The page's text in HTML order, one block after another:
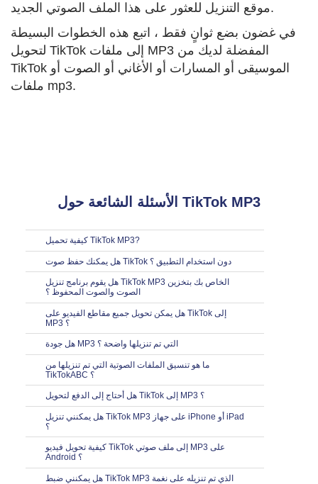
موقع التنزيل للعثور على هذا الملف الصوتي الجديد.
في غضون بضع ثوانٍ فقط ، اتبع هذه الخطوات البسيطة
لتحويل TikTok إلى ملفات MP3 المفضلة لديك من
TikTok الموسيقى أو المسارات أو الأغاني أو الصوت أو
ملفات mp3.
الأسئلة الشائعة حول TikTok MP3
كيفية تحميل TikTok MP3?
هل يمكنك حفظ صوت TikTok دون استخدام التطبيق ؟
هل يقوم برنامج تنزيل TikTok MP3 الخاص بك بتخزين
الصوت والصوت المحفوظ ؟
هل يمكن تحويل جميع مقاطع الفيديو على TikTok إلى
MP3 ؟
هل جودة MP3 التي تم تنزيلها واضحة ؟
ما هو تنسيق الملفات الصوتية التي تم تنزيلها من
TikTokABC ؟
هل أحتاج إلى الدفع لتحويل TikTok إلى MP3 ؟
هل يمكنني تنزيل TikTok MP3 على جهاز iPhone أو iPad
؟
كيفية تحويل فيديو TikTok إلى ملف صوتي MP3 على
Android ؟
هل يمكنني ضبط TikTok MP3 الذي تم تنزيله على نغمة